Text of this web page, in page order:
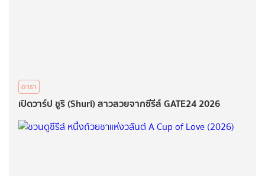
ดารา
เปิดวาร์ป ชูริ (Shuri) สาวสวยจากซีรีส์ GATE24 2026